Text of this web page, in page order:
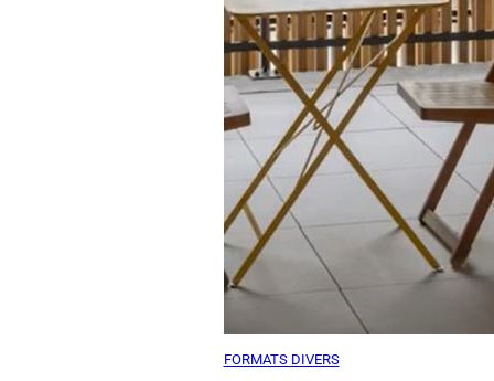
FORMATS DIVERS
La distribution collective
support d’une identité de
urbain fondé sur le commun
Bastien Viguier
coord. Valérie Lebois, Emmanuel Marx,